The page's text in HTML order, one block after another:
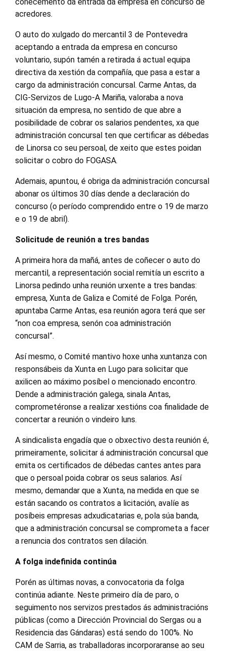
acredores.
O auto do xulgado do mercantil 3 de Pontevedra
aceptando a entrada da empresa en concurso
voluntario, supón tamén a retirada á actual equipa
directiva da xestión da compañía, que pasa a estar a
cargo da administración concursal. Carme Antas, da
CIG-Servizos de Lugo-A Mariña, valoraba a nova
situación da empresa, no sentido de que abre a
posibilidade de cobrar os salarios pendentes, xa que
administración concursal ten que certificar as débedas
de Linorsa co seu persoal, de xeito que estes poidan
solicitar o cobro do FOGASA.
Ademais, apuntou, é obriga da administración concursal
abonar os últimos 30 días dende a declaración do
concurso (o período comprendido entre o 19 de marzo
e o 19 de abril).
Solicitude de reunión a tres bandas
A primeira hora da mañá, antes de coñecer o auto do
mercantil, a representación social remitía un escrito a
Linorsa pedindo unha reunión urxente a tres bandas:
empresa, Xunta de Galiza e Comité de Folga. Porén,
apuntaba Carme Antas, esa reunión agora terá que ser
“non coa empresa, senón coa administración
concursal”.
Así mesmo, o Comité mantivo hoxe unha xuntanza con
responsábeis da Xunta en Lugo para solicitar que
axilicen ao máximo posíbel o mencionado encontro.
Dende a administración galega, sinala Antas,
comprometéronse a realizar xestións coa finalidade de
concertar a reunión o vindeiro luns.
A sindicalista engadía que o obxectivo desta reunión é,
primeiramente, solicitar á administración concursal que
emita os certificados de débedas cantes antes para
que o persoal poida cobrar os seus salarios. Así
mesmo, demandar que a Xunta, na medida en que se
están sacando os contratos a licitación, avalíe as
posíbeis empresas adxudicatarias e, pola súa banda,
que a administración concursal se comprometa a facer
a renuncia dos contratos sen dilación.
A folga indefinida continúa
Porén as últimas novas, a convocatoria da folga
continúa adiante. Neste primeiro día de paro, o
seguimento nos servizos prestados ás administracións
públicas (como a Dirección Provincial do Sergas ou a
Residencia das Gándaras) está sendo do 100%. No
CAM de Sarria, as traballadoras incorporaranse ao seu